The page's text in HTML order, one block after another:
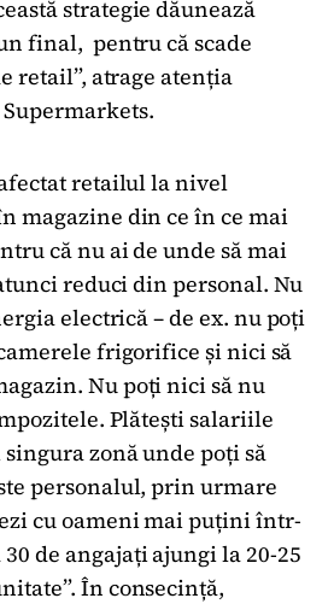
strategie dăunează
final, pentru că scade
retail”, atrage atenția
retailul la nivel
magazine din ce în ce mai
că nu ai de unde să mai
reduci din personal. Nu
electrică – de ex. nu poți
frigorifice și nici să
Nu poți nici să nu
Plătești salariile
zonă unde poți să
personalul, prin urmare
cu oameni mai puțini într-
de angajați ajungi la 20-25
În consecință,